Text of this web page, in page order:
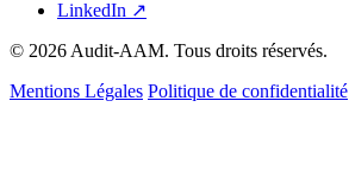
LinkedIn ↗
© 2026 Audit-AAM. Tous droits réservés.
Mentions Légales Politique de confidentialité